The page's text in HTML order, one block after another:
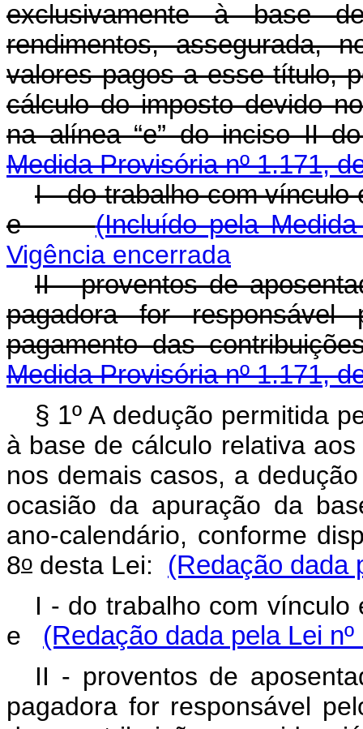
exclusivamente à base
rendimentos, assegurada,
valores pagos a esse título,
cálculo do imposto devido
na alínea “e” do inciso II
Medida Provisória nº 1.171,
I - do trabalho com vínculo
e(Incluído pela
Vigência encerrada
II - proventos de
pagadora for
pagamento das
Medida Provisória nº 1.171,
§ 1º A dedução permitida
à base de cálculo relativa
nos demais casos, a
ocasião da apuração da
ano-calendário, conforme
8o desta Lei: (Redação dada
I - do trabalho com vínculo
e (Redação dada pela Lei
II - proventos de
pagadora for responsável